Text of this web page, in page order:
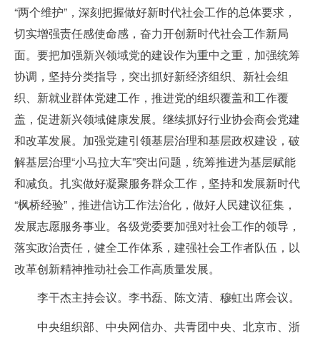
“两个维护”，深刻把握做好新时代社会工作的总体要求，
切实增强责任感使命感，奋力开创新时代社会工作新局
面。要把加强新兴领域党的建设作为重中之重，加强统筹
协调，坚持分类指导，突出抓好新经济组织、新社会组
织、新就业群体党建工作，推进党的组织覆盖和工作覆
盖，促进新兴领域健康发展。继续抓好行业协会商会党建
和改革发展。加强党建引领基层治理和基层政权建设，破
解基层治理“小马拉大车”突出问题，统筹推进为基层赋能
和减负。扎实做好凝聚服务群众工作，坚持和发展新时代
“枫桥经验”，推进信访工作法治化，做好人民建议征集，
发展志愿服务事业。各级党委要加强对社会工作的领导，
落实政治责任，健全工作体系，建强社会工作者队伍，以
改革创新精神推动社会工作高质量发展。
李干杰主持会议。李书磊、陈文清、穆虹出席会议。
中央组织部、中央网信办、共青团中央、北京市、浙